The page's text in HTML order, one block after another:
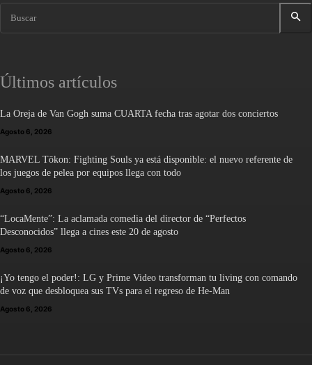
Buscar
Últimos artículos
La Oreja de Van Gogh suma CUARTA fecha tras agotar dos conciertos
Agosto 6, 2026
MARVEL Tōkon: Fighting Souls ya está disponible: el nuevo referente de
los juegos de pelea por equipos llega con todo
Agosto 6, 2026
“LocaMente”: La aclamada comedia del director de “Perfectos
Desconocidos” llega a cines este 20 de agosto
Agosto 6, 2026
¡Yo tengo el poder!: LG y Prime Video transforman tu living con comando
de voz que desbloquea sus TVs para el regreso de He-Man
Agosto 6, 2026